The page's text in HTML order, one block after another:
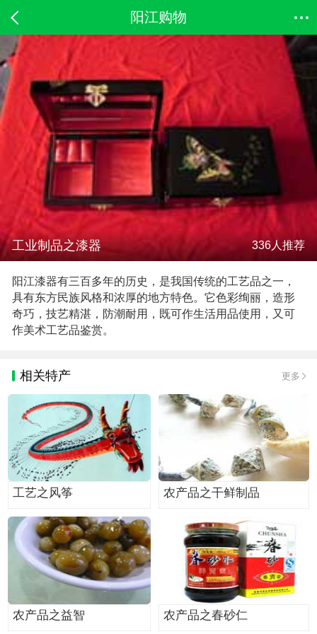
阳江购物
工业制品之漆器 336人推荐
阳江漆器有三百多年的历史，是我国传统的工艺品之一，
具有东方民族风格和浓厚的地方特色。它色彩绚丽，造形
奇巧，技艺精湛，防潮耐用，既可作生活用品使用，又可
作美术工艺品鉴赏。
相关特产 更多
工艺之风筝 农产品之干鲜制品
农产品之益智 农产品之春砂仁